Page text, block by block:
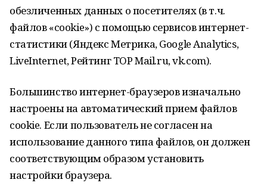
обезличенных данных о посетителях (в т.ч.
файлов «cookie») с помощью сервисов интернет-
статистики (Яндекс Метрика, Google Analytics,
LiveInternet, Рейтинг TOP Mail.ru, vk.com).
Большинство интернет-браузеров изначально
настроены на автоматический прием файлов
cookie. Если пользователь не согласен на
использование данного типа файлов, он должен
соответствующим образом установить
настройки браузера.